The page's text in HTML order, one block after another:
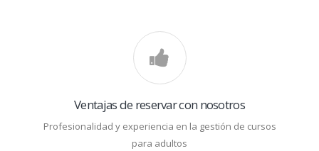
Ventajas de reservar con nosotros
Profesionalidad y experiencia en la gestión de cursos
para adultos